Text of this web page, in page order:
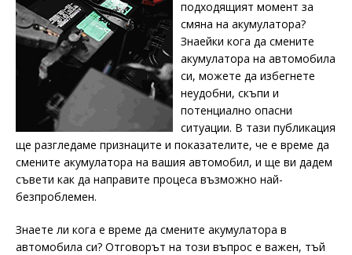
подходящият момент за
смяна на акумулатора?
Знаейки кога да смените
акумулатора на автомобила
си, можете да избегнете
неудобни, скъпи и
потенциално опасни
ситуации. В тази публикация
ще разгледаме признаците и показателите, че е време да
смените акумулатора на вашия автомобил, и ще ви дадем
съвети как да направите процеса възможно най-
безпроблемен.
Знаете ли кога е време да смените акумулатора в
автомобила си? Отговорът на този въпрос е важен, тъй